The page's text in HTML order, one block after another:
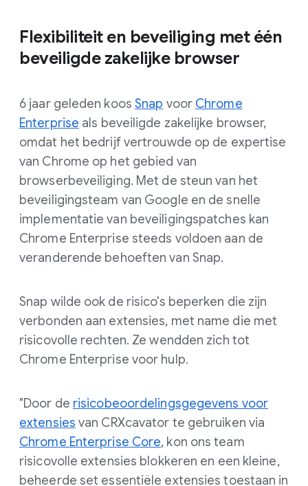
Flexibiliteit en beveiliging met één
beveiligde zakelijke browser
6 jaar geleden koosSnap voor Chrome
Enterprise als beveiligde zakelijke browser,
omdat het bedrijf vertrouwde op de expertise
van Chrome op het gebied van
browserbeveiliging. Met de steun van het
beveiligingsteam van Google en de snelle
implementatie van beveiligingspatches kan
Chrome Enterprise steeds voldoen aan de
veranderende behoeften van Snap.
Snap wilde ook de risico's beperken die zijn
verbonden aan extensies, met name die met
risicovolle rechten. Ze wendden zich tot
Chrome Enterprise voor hulp.
"Door de risicobeoordelingsgegevens voor
extensies van CRXcavator te gebruiken via
Chrome Enterprise Core, kon ons team
risicovolle extensies blokkeren en een kleine,
beheerde set essentiële extensies toestaan in